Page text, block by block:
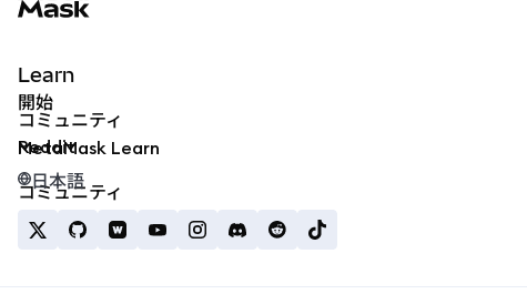
Learn
開始
MetaMask Learn
コミュニティ
Reddit
コミュニティ
日本語